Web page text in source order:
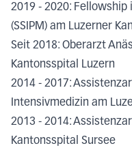
2019 - 2020:
(SSIPM) am Luzerner
Seit 2018: Oberarzt
Kantonsspital Luzern
2014 - 2017:
Intensivmedizin am
2013 - 2014:
Kantonsspital Sursee